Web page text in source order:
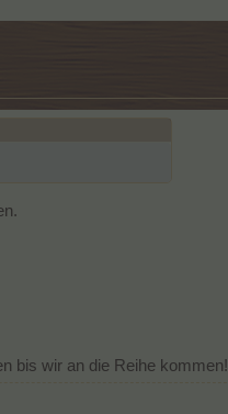
bis wir an die Reihe kommen!